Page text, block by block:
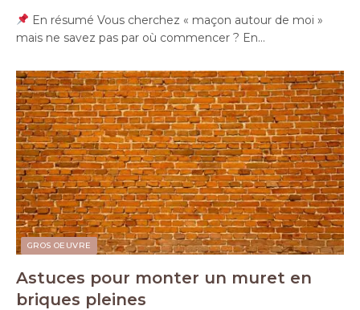
En résumé Vous cherchez « maçon autour de moi »
mais ne savez pas par où commencer ? En…
GROS OEUVRE
Astuces pour monter un muret en
briques pleines